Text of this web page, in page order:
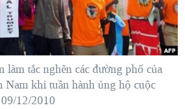
NGOẠI
CỬ 2024
TRANH TẠI DẢI GAZA
& CON ĐƯỜNG
GIỚI
làm tắc nghẽn các đường phố của
Nam khi tuần hành ủng hộ cuộc
12/2010